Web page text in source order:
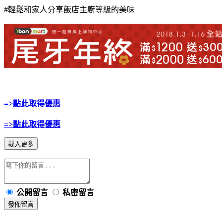
#輕鬆和家人分享飯店主廚等級的美味
=>點此取得優惠
=>點此取得優惠
載入更多
公開留言 私密留言
發佈留言